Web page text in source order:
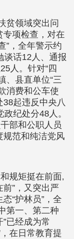
贫领域突出问
专项检查，对在
”，全年警示约
谈话12人、通报
人。针对“四
、县直单位“三
消费和公车使
38起违反中央八
纪处分48人。
部和公职人员
规范和纯洁党风
规矩挺在前面,
前”，又突出严
“护林员”，全
第一、第二种
已经成为常
在日常教育提